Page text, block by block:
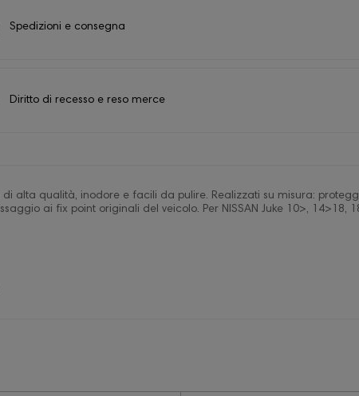
Spedizioni e consegna
Diritto di recesso e reso merce
alta qualità, inodore e facili da pulire. Realizzati su misura:
ai fix point originali del veicolo. Per NISSAN Juke 10>, 14>18,